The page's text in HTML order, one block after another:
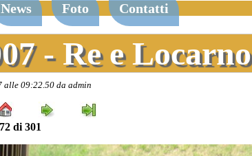
News Foto Contatti
- Re e Locarno
09:22.50 da admin
di 301